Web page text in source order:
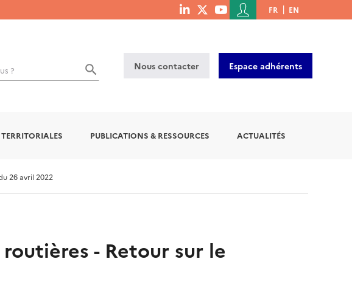
menu
Menu
du
de
l'utilisateur
FR EN
? Nous contacter Espace adhérents
PUBLICATIONS & RESSOURCES ACTUALITÉS
26 avril 2022
- Retour sur le